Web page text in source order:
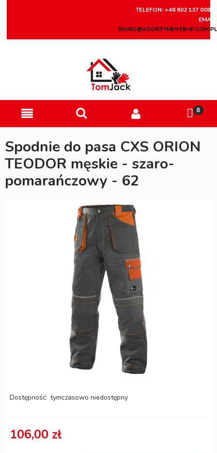
TELEFON: +48 602 137 008
EMAIL:
BIURO@ASORTYMENTBHP.COM.PL
Spodnie do pasa CXS ORION
TEODOR męskie - szaro-
pomarańczowy - 62
Dostępność: tymczasowo niedostępny
106,00 zł